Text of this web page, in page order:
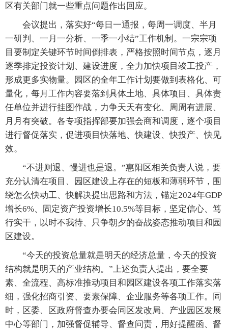
区有关部门就一些重点问题作出回应。
会议提出，落实好“每日一通报，每周一调度、半月
一研判、一月一分析、一季一小结”工作机制。一宗宗项
目要制定关键环节时间倒排表，严格按照时间节点，逐月
逐季排定投资计划、建设进度，全力加快项目竣工投产，
形成更多实物量。园区的全年工作计划要做到表格化、可
量化，每月工作内容要落到具体土地、具体项目、具体责
任单位并进行挂图作战，力争天天有变化、周周有进展、
月月有突破。各专项指挥部要加强会商和调度，逐个项目
进行督促落实，促进项目快落地、快建设、快投产、快见
效。
“不进则退、慢进也是退。”惠阳区相关负责人说，要
充分认清在项目、园区建设上存在的短板和薄弱环节，围
绕怎么快动工、快解决提出思路和方法，锚定2024年GDP
增长6%、固定资产投资增长10.5%等目标，坚定信心、笃
行实干，以时不我待、只争朝夕的奋战姿态推动项目和园
区建设。
“今天的投资总量就是明天的经济总量，今天的投资
结构就是明天的产业结构。”上述负责人提出，要全要
素、全流程、高标准推动项目和园区建设各项工作落实落
细，强化招商引资、要素保障、企业服务等各项工作。同
时，区委、区政府督查办要会同区发改局、产业园区发展
中心等部门，加强督促辅导、督查问责，用好提醒函、督